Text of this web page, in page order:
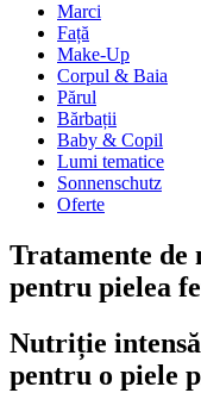
Marci
Față
Make-Up
Corpul & Baia
Părul
Bărbații
Baby & Copil
Lumi tematice
Sonnenschutz
Oferte
Tratamente de
pentru pielea
Nutriție
pentru o piele